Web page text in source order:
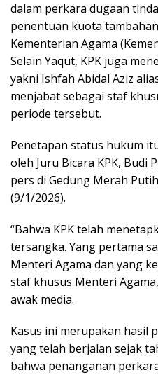
dalam perkara dugaan
penentuan kuota
Kementerian Agama
Selain Yaqut, KPK juga
yakni Ishfah Abidal Aziz
menjabat sebagai staf
periode tersebut.
Penetapan status hukum
oleh Juru Bicara KPK, Budi
pers di Gedung Merah
(9/1/2026).
“Bahwa KPK telah
tersangka. Yang pertama
Menteri Agama dan yang
staf khusus Menteri
awak media.
Kasus ini merupakan hasil
yang telah berjalan sejak
bahwa penanganan